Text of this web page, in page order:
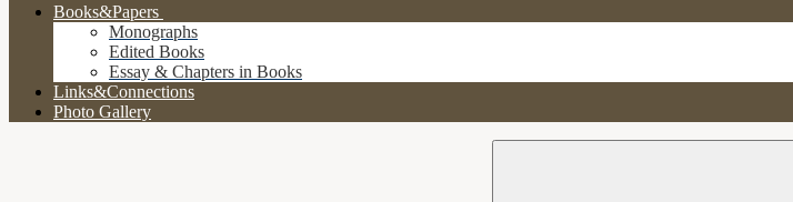
Books&Papers
Monographs
Edited Books
Essay & Chapters in Books
Links&Connections
Photo Gallery